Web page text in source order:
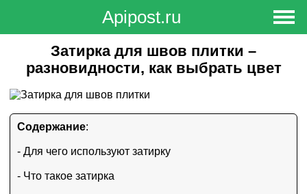
Apipost.ru
Вход в Личный кабинет
Регистрация
Затирка для швов плитки –
разновидности, как выбрать цвет
Содержание:
- Для чего используют затирку
- Что такое затирка